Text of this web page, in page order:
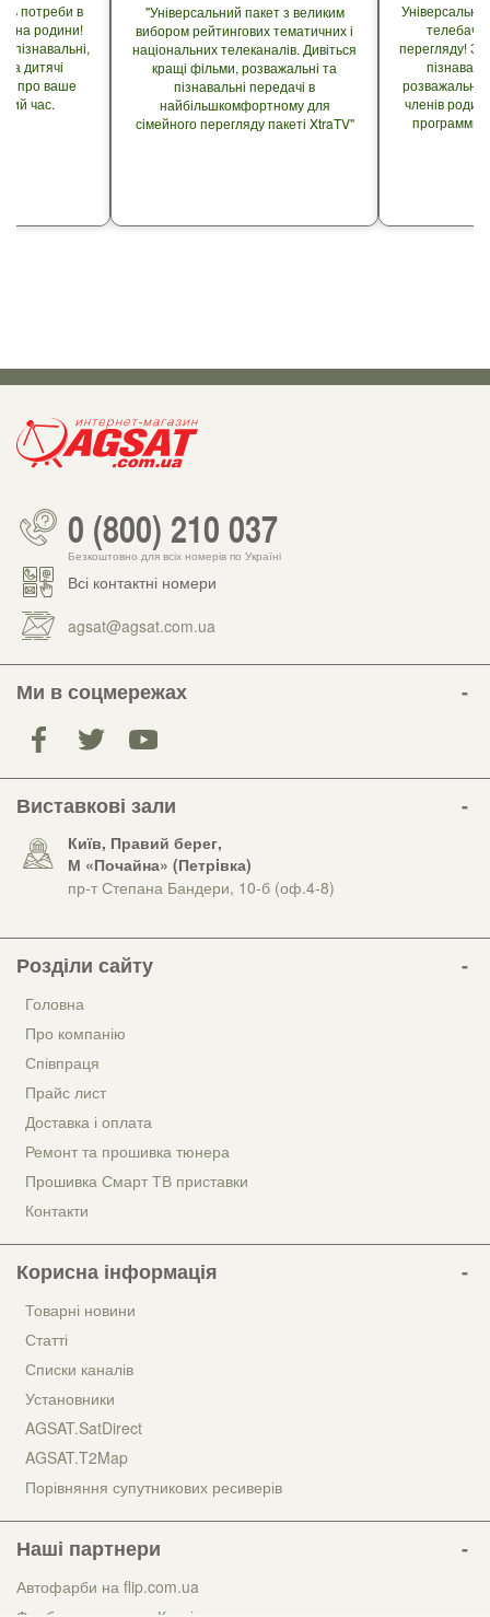
потреби в
родини!
пізнавальні,
та дитячі
про ваше
час.
"Універсальний пакет з великим
вибором рейтингових тематичних і
національних телеканалів. Дивіться
кращі фільми, розважальні та
пізнавальні передачі в
найбільшкомфортному для
сімейного перегляду пакеті XtraTV"
перегляду!
членів
программи
0 (800) 210 037
Безкоштовно для всіх номерів по Україні
Всі контактні номери
agsat@agsat.com.ua
Ми в соцмережах
Виставкові зали
Київ, Правий берег,
М «Почайна» (Петрiвка)
пр-т Степана Бандери, 10-б (оф.4-8)
Розділи сайту
Головна
Про компанію
Співпраця
Прайс лист
Доставка і оплата
Ремонт та прошивка тюнера
Прошивка Смарт ТВ приставки
Контакти
Корисна інформація
Товарні новини
Статті
Списки каналів
Установники
AGSAT.SatDirect
AGSAT.T2Map
Порівняння супутникових ресиверів
Наші партнери
Автофарби на flip.com.ua